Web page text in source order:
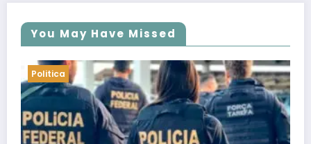
You May Have Missed
Politica